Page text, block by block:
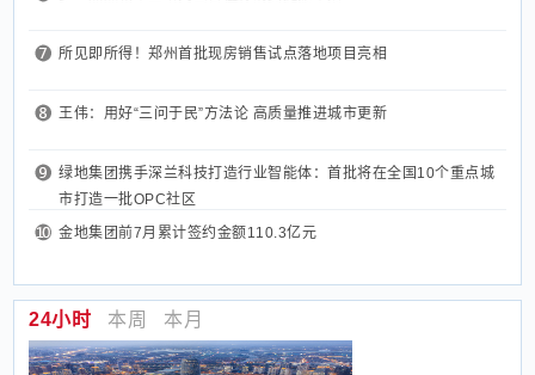
所见即所得！郑州首批现房销售试点落地项目亮相
王伟：用好“三问于民”方法论 高质量推进城市更新
绿地集团携手深兰科技打造行业智能体：首批将在全国10个重点城
市打造一批OPC社区
金地集团前7月累计签约金额110.3亿元
24小时 本周 本月